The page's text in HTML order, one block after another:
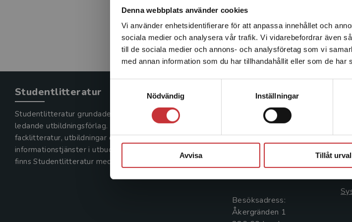
Denna webbplats använder cookies
Vi använder enhetsidentifierare för att anpassa innehållet och
sociala medier och analysera vår trafik. Vi vidarebefordrar även
till de sociala medier och annons- och analysföretag som vi
med annan information som du har tillhandahållit eller som de har
Nödvändig
Inställningar
Avvisa Tillåt urval
Det verkar som att du besöker
enhet utanför Sverige. Vi
Sverige. För att kunna slutföra ett
leveransadressen vara i Sverige.
Studentlitteratur
Studentlitteratur grundades 1963 och är idag Sveriges
ledande utbildningsförlag. Med läromedel, kurslitteratur,
facklitteratur, utbildningar och digitala
informationstjänster i utbudet,
finns Studentlitteratur med längs hela kunskapsresan.
Kontakta oss
Kontakta oss
046-31 20 00
Box 141
221 00 Lund
Besöksadress:
Åkergränden 1